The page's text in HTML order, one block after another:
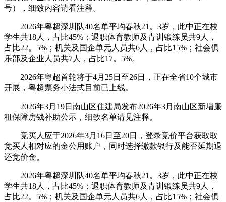
号），细致内容请看注释。
2026年粤超深圳队40名单平均春秋21。3岁，此中正在校
学生共18人，占比45%；退职体育教师及青训锻练员共9人，
占比22。5%；机关及国企单元人员共6人，占比15%；社会俱
乐部及企业人员共7人，占比17。5%。
2026年粤超首轮将于4月25日至26日，正在全省10个城市
开展，粤超票务小法式目前已上线。
2026年3月19日南山区住建局发布2026年3月南山区新增廉
租保障房钱补助公示，细致名单请见注释。
竞买人应于2026年3月16日至20日，登录竞价平台获取取
竞买人相对应的金公用账户，同时选择缴款银行及能否延期退
还竞价金。
2026年粤超深圳队40名单平均春秋21。3岁，此中正在校
学生共18人，占比45%；退职体育教师及青训锻练员共9人，
占比22。5%；机关及国企单元人员共6人，占比15%；社会俱